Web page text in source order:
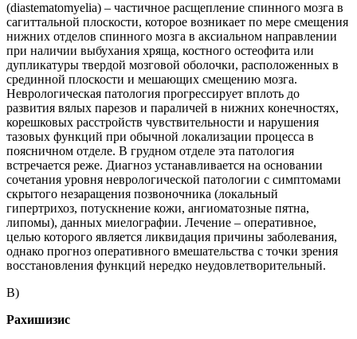
(diastematomyelia) – частичное расщепление спинного мозга в
сагиттальной плоскости, которое возникает по мере смещения
нижних отделов спинного мозга в аксиальном направлении
при наличии выбухания хряща, костного остеофита или
дупликатуры твердой мозговой оболочки, расположенных в
срединной плоскости и мешающих смещению мозга.
Неврологическая патология прогрессирует вплоть до
развития вялых парезов и параличей в нижних конечностях,
корешковых расстройств чувствительности и нарушения
тазовых функций при обычной локализации процесса в
поясничном отделе. В грудном отделе эта патология
встречается реже. Диагноз устанавливается на основании
сочетания уровня неврологической патологии с симптомами
скрытого незаращения позвоночника (локальный
гипертрихоз, потускнение кожи, ангиоматозные пятна,
липомы), данных миелографии. Лечение – оперативное,
целью которого является ликвидация причины заболевания,
однако прогноз оперативного вмешательства с точки зрения
восстановления функций нередко неудовлетворительный.
В)
Рахишизис